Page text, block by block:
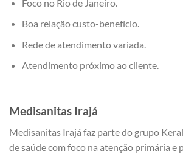
Foco no Rio de Janeiro.
Boa relação custo-benefício.
Rede de atendimento variada.
Atendimento próximo ao cliente.
Medisanitas Irajá
Medisanitas Irajá faz parte do grupo
de saúde com foco na atenção primária e